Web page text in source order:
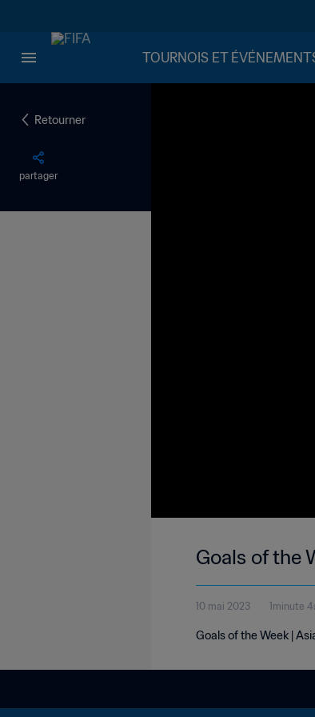
TOURNOIS ET
Retourner
partager
Goals of the
10 mai 2023 1minute
Goals of the Week |